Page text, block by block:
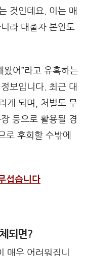
것인데요. 이는 매
라 대출자 본인도
왔어”라고 유혹하는
보입니다. 최근 대
게 되며, 처벌도 무
등으로 활용될 경
로 후회할 수밖에
섭습니다
되면?
매우 어려워집니